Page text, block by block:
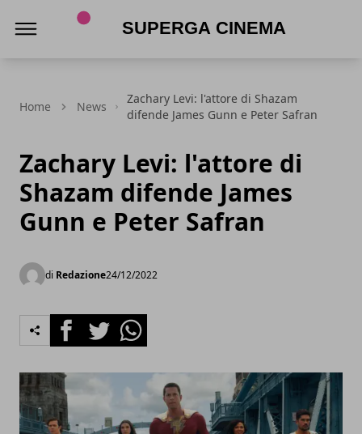
Home News
Zachary Levi: l'attore di Shazam
difende James Gunn e Peter Safran
Zachary Levi: l'attore di
Shazam difende James
Gunn e Peter Safran
di Redazione24/12/2022
FacebookTwitterWhatsapp